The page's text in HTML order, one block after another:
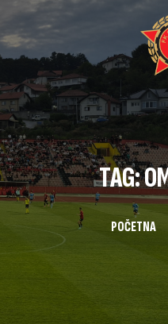
TAG:
POČETNA